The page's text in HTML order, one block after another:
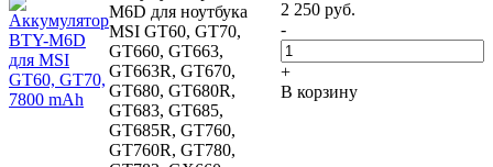
M6D для ноутбука
MSI GT60, GT70,
GT660, GT663,
GT663R, GT670,
GT680, GT680R,
GT683, GT685,
GT685R, GT760,
GT760R, GT780,
2 250 руб.
-
+
В корзину